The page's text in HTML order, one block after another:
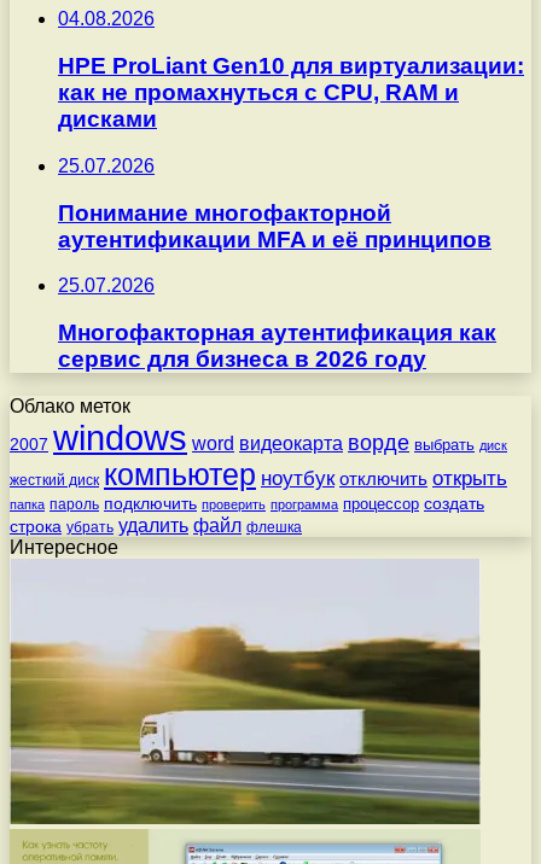
04.08.2026
HPE ProLiant Gen10 для виртуализации:
как не промахнуться с CPU, RAM и
дисками
25.07.2026
Понимание многофакторной
аутентификации MFA и её принципов
25.07.2026
Многофакторная аутентификация как
сервис для бизнеса в 2026 году
Облако меток
2007 windows word видеокарта ворде выбрать диск
жесткий диск компьютер ноутбук отключить открыть
папка пароль подключить проверить программа процессор создать
строка убрать удалить файл флешка
Интересное